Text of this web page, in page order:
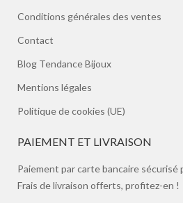
Conditions générales des ventes
Contact
Blog Tendance Bijoux
Mentions légales
Politique de cookies (UE)
PAIEMENT ET LIVRAISON
Paiement par carte bancaire sécurisé
Frais de livraison offerts, profitez-en !